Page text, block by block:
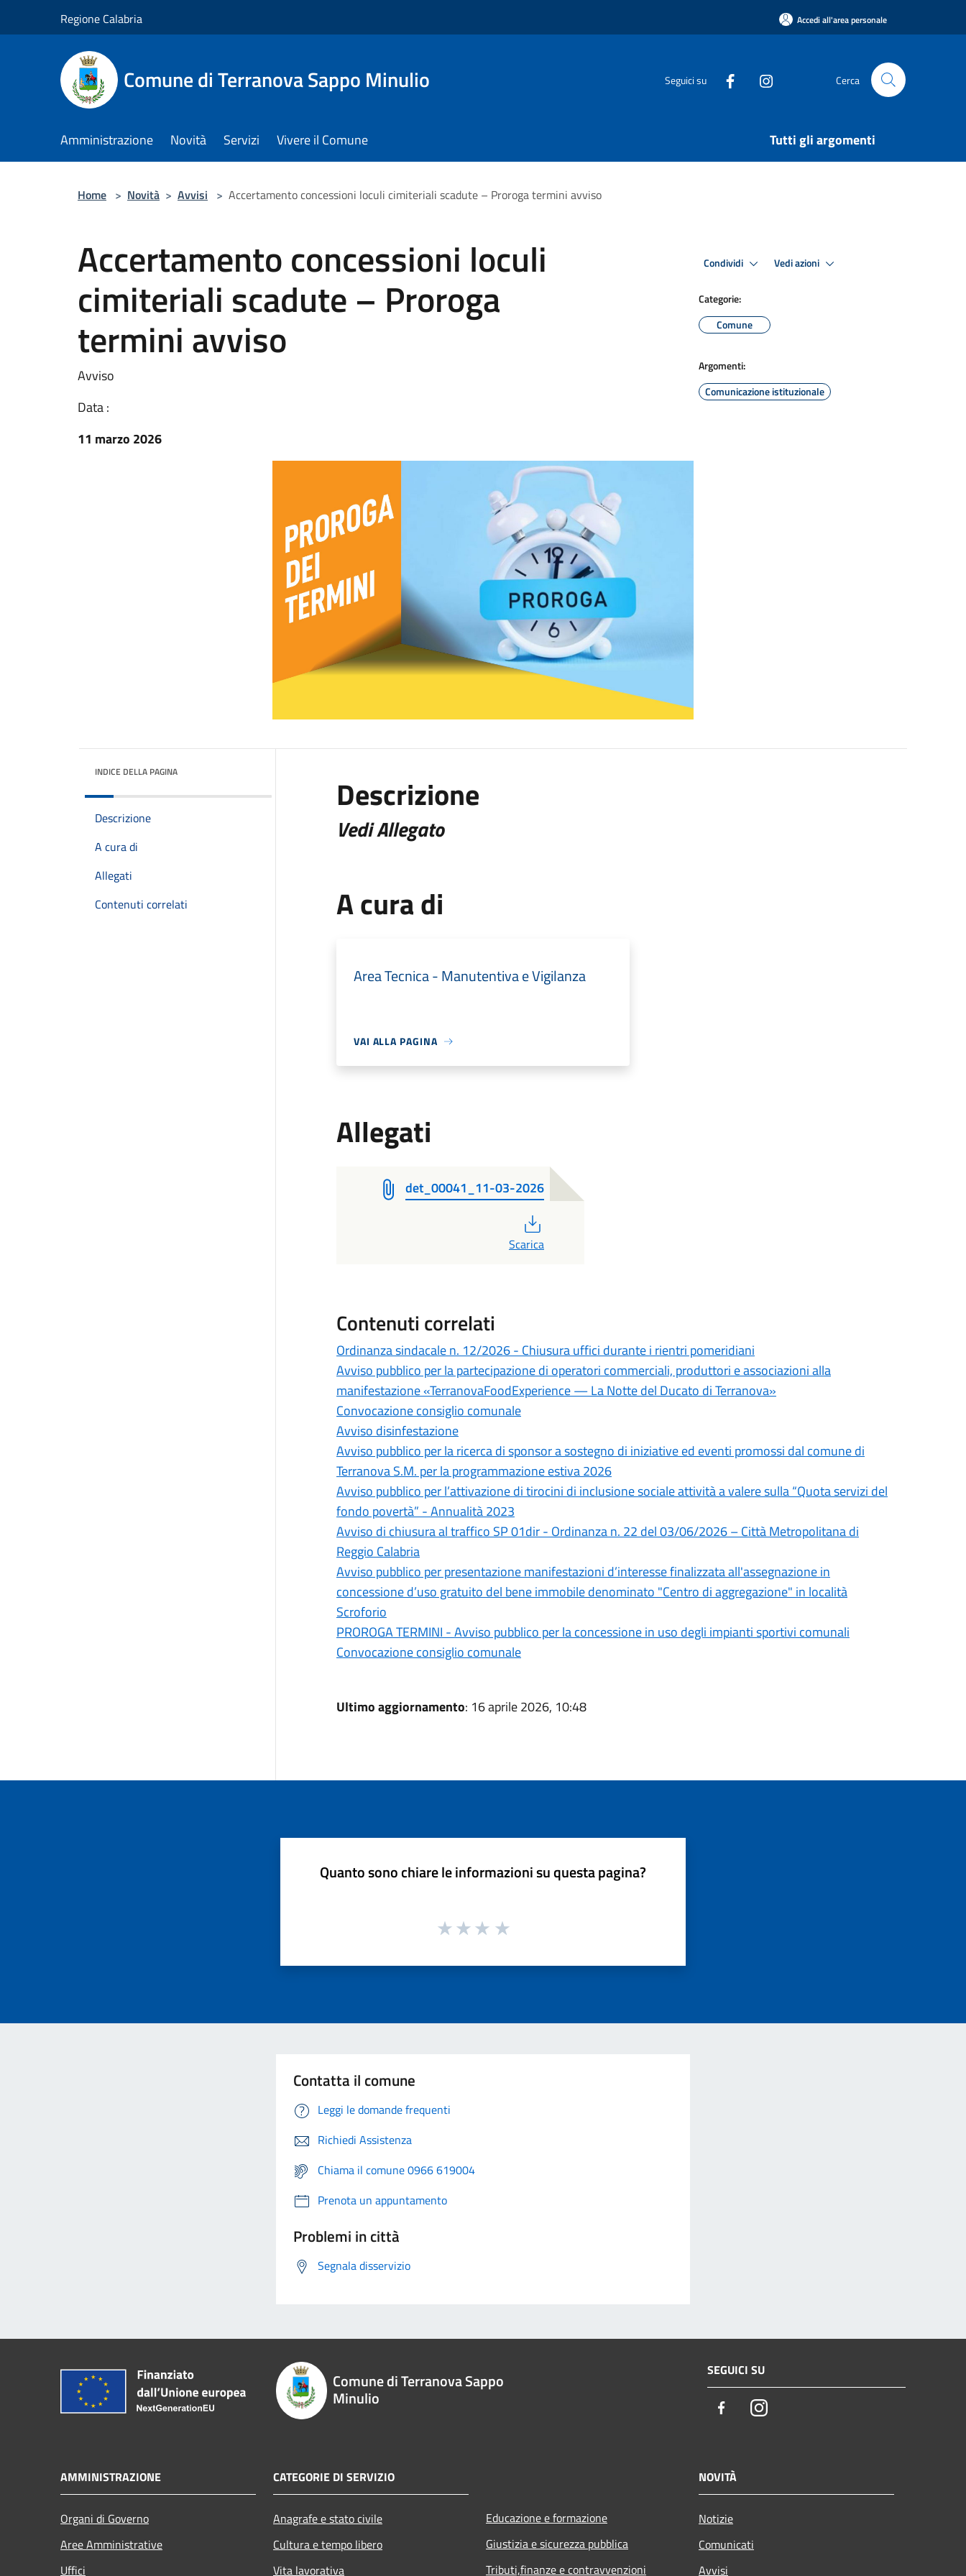
Regione Calabria Accedi all'area personale
Comune di Terranova Sappo Minulio Seguici su Cerca
Amministrazione Novità Servizi Vivere il Comune Tutti gli argomenti
Home > Novità > Avvisi > Accertamento concessioni loculi cimiteriali scadute – Proroga termini avviso
Accertamento concessioni loculi
cimiteriali scadute – Proroga
termini avviso
Avviso
Data :
11 marzo 2026
Condividi Vedi azioni
Categorie:
Comune
Argomenti:
Comunicazione istituzionale
INDICE DELLA PAGINA
Descrizione
A cura di
Allegati
Contenuti correlati
Descrizione
Vedi Allegato
A cura di
Area Tecnica - Manutentiva e Vigilanza
VAI ALLA PAGINA
Allegati
det_00041_11-03-2026
Scarica
Contenuti correlati
Ordinanza sindacale n. 12/2026 - Chiusura uffici durante i rientri pomeridiani
Avviso pubblico per la partecipazione di operatori commerciali, produttori e associazioni alla
manifestazione «TerranovaFoodExperience — La Notte del Ducato di Terranova»
Convocazione consiglio comunale
Avviso disinfestazione
Avviso pubblico per la ricerca di sponsor a sostegno di iniziative ed eventi promossi dal comune di
Terranova S.M. per la programmazione estiva 2026
Avviso pubblico per l’attivazione di tirocini di inclusione sociale attività a valere sulla “Quota servizi del
fondo povertà” - Annualità 2023
Avviso di chiusura al traffico SP 01dir - Ordinanza n. 22 del 03/06/2026 – Città Metropolitana di
Reggio Calabria
Avviso pubblico per presentazione manifestazioni d’interesse finalizzata all'assegnazione in
concessione d’uso gratuito del bene immobile denominato "Centro di aggregazione" in località
Scroforio
PROROGA TERMINI - Avviso pubblico per la concessione in uso degli impianti sportivi comunali
Convocazione consiglio comunale
Ultimo aggiornamento: 16 aprile 2026, 10:48
Quanto sono chiare le informazioni su questa pagina?
Contatta il comune
Leggi le domande frequenti
Richiedi Assistenza
Chiama il comune 0966 619004
Prenota un appuntamento
Problemi in città
Segnala disservizio
Comune di Terranova Sappo
Minulio
SEGUICI SU
FacebookInstagram
AMMINISTRAZIONE
Organi di Governo
Aree Amministrative
Uffici
CATEGORIE DI SERVIZIO
Anagrafe e stato civile
Cultura e tempo libero
Vita lavorativa
Educazione e formazione
Giustizia e sicurezza pubblica
Tributi,finanze e contravvenzioni
NOVITÀ
Notizie
Comunicati
Avvisi